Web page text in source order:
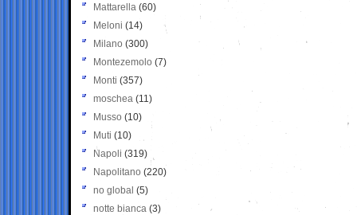
Mattarella (60)
Meloni (14)
Milano (300)
Montezemolo (7)
Monti (357)
moschea (11)
Musso (10)
Muti (10)
Napoli (319)
Napolitano (220)
no global (5)
notte bianca (3)